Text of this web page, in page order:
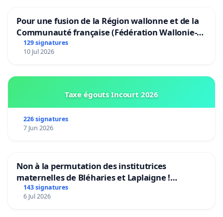
Pour une fusion de la Région wallonne et de la
Communauté française (Fédération Wallonie-
Bruxelles)
129 signatures
10 Jul 2026
Taxe égouts Incourt 2026
226 signatures
7 Jun 2026
Non à la permutation des institutrices
maternelles de Bléharies et Laplaigne !
Préservons la stabilité de nos enfants.
143 signatures
6 Jul 2026